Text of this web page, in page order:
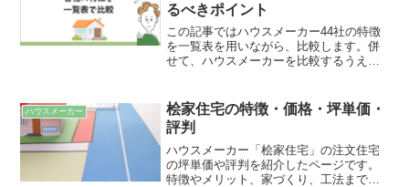
るべきポイント
この記事ではハウスメーカー44社の特徴
を一覧表を用いながら、比較します。併
せて、ハウスメーカーを比較するうえで
宅メーカーを比較しているので、注文住
宅を検討している方はぜひ参考にしてく
ださい。
ハウスメーカー
桧家住宅の特徴・価格・坪単価・
評判
ハウスメーカー「桧家住宅」の注文住宅
の坪単価や評判を紹介したページです。
特徴やメリット、家づくり、工法まで細